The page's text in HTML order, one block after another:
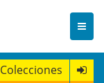
Colecciones